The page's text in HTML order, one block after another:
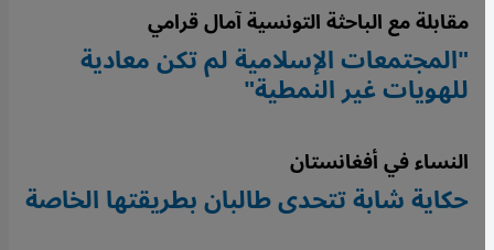
مقابلة مع الباحثة التونسية آمال قرامي
"المجتمعات الإسلامية لم تكن معادية
للهويات غير النمطية"
النساء في أفغانستان
حكاية شابة تتحدى طالبان بطريقتها الخاصة